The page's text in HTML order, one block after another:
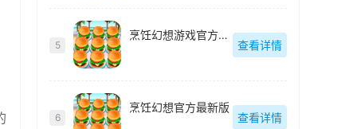
5
烹饪幻想游戏官方最新版
查看详情
6
烹饪幻想官方最新版
查看详情